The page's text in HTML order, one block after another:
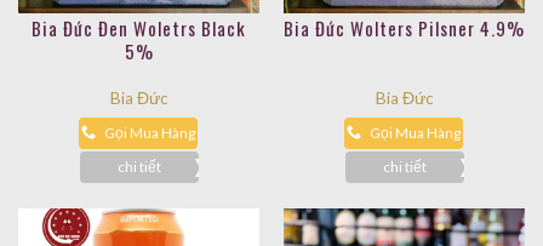
Bia Đức Đen Woletrs Black
5%
Bia Đức
Gọi Mua Hàng
chi tiết
Bia Đức Wolters Pilsner 4.9%
Bia Đức
Gọi Mua Hàng
chi tiết